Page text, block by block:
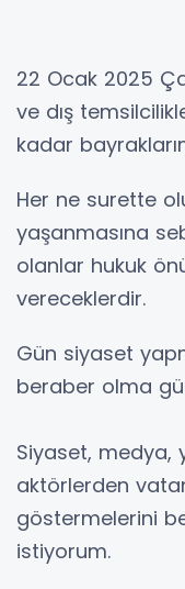
22 Ocak 2025
ve dış
kadar
Her ne surette
yaşanmasına
olanlar hukuk
vereceklerdir.
Gün siyaset
beraber olma
Siyaset, medya,
aktörlerden
göstermelerini
istiyorum.